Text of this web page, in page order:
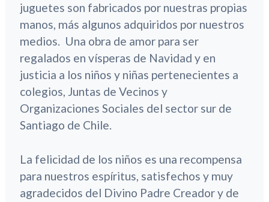
juguetes son fabricados por nuestras propias
manos, más algunos adquiridos por nuestros
medios. Una obra de amor para ser
regalados en vísperas de Navidad y en
justicia a los niños y niñas pertenecientes a
colegios, Juntas de Vecinos y
Organizaciones Sociales del sector sur de
Santiago de Chile.
La felicidad de los niños es una recompensa
para nuestros espíritus, satisfechos y muy
agradecidos del Divino Padre Creador y de